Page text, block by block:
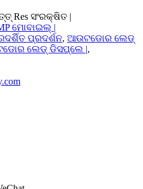
Res ସଂରକ୍ଷିତ |
ମୋବାଇଲ୍ |
ପ୍ରଦର୍ଶନ, ଆଉଟଡୋର ​​ଲେଡ୍
​​ଲେଡ୍ ଡିସପ୍ଲେ |,